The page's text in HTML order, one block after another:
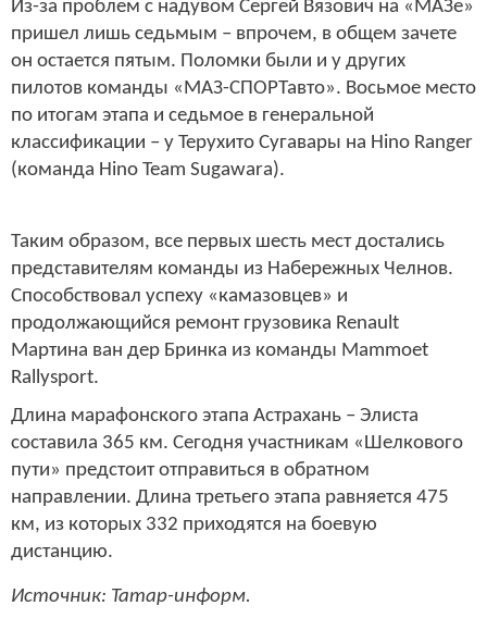
Из-за проблем с надувом Сергей Вязович на «МАЗе»
пришел лишь седьмым – впрочем, в общем зачете
он остается пятым. Поломки были и у других
пилотов команды «МАЗ-СПОРТавто». Восьмое место
по итогам этапа и седьмое в генеральной
классификации – у Терухито Сугавары на Hino Ranger
(команда Hino Team Sugawara).
Таким образом, все первых шесть мест достались
представителям команды из Набережных Челнов.
Способствовал успеху «камазовцев» и
продолжающийся ремонт грузовика Renault
Мартина ван дер Бринка из команды Mammoet
Rallysport.
Длина марафонского этапа Астрахань – Элиста
составила 365 км. Сегодня участникам «Шелкового
пути» предстоит отправиться в обратном
направлении. Длина третьего этапа равняется 475
км, из которых 332 приходятся на боевую
дистанцию.
Источник: Татар-информ.